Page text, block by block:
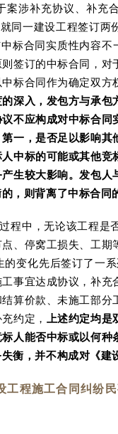
涉补充协议、补充
同一建设工程签订
标合同实质性内容不
签订的中标合同，
标合同作为确定双方
深入，发包方与承
不应构成对中标合
一，是否足以影响
中标的可能或其他竞
生较大影响。发包
，则背离了中标合同
中，无论该工程是
、停窝工损失、工
变化先后签订了一
事宜达成协议，补
算价款、未施工部分
约定， 上述约定均是
人能否中标或以何
衡，并不构成对《建
程施工合同纠纷